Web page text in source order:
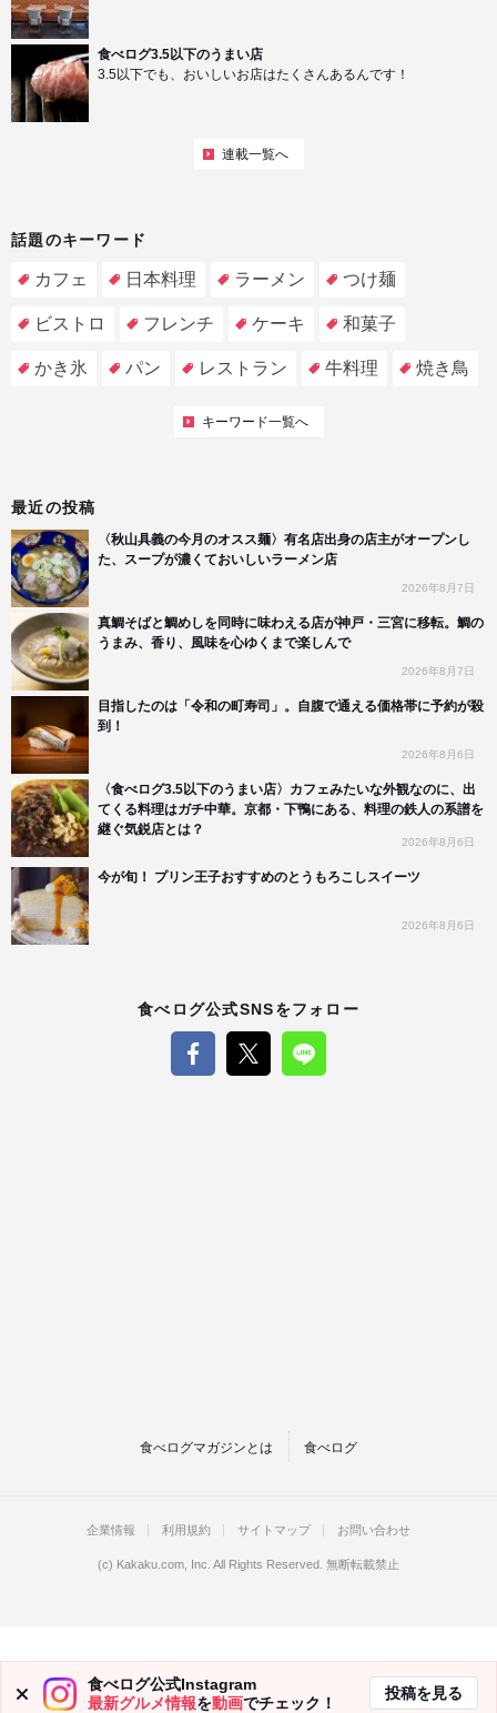
食べログ3.5以下のうまい店
3.5以下でも、おいしいお店はたくさんあるんです！
連載一覧へ
話題のキーワード
カフェ 日本料理 ラーメン つけ麺
ビストロ フレンチ ケーキ 和菓子
かき氷 パン レストラン 牛料理 焼き鳥
キーワード一覧へ
最近の投稿
〈秋山具義の今月のオスス麺〉有名店出身の店主がオープンし
た、スープが濃くておいしいラーメン店
2026年8月7日
真鯛そばと鯛めしを同時に味わえる店が神戸・三宮に移転。鯛の
うまみ、香り、風味を心ゆくまで楽しんで
2026年8月7日
目指したのは「令和の町寿司」。自腹で通える価格帯に予約が殺
到！
2026年8月6日
〈食べログ3.5以下のうまい店〉カフェみたいな外観なのに、出
てくる料理はガチ中華。京都・下鴨にある、料理の鉄人の系譜を
継ぐ気鋭店とは？
2026年8月6日
今が旬！ プリン王子おすすめのとうもろこしスイーツ
2026年8月6日
食べログ公式SNSをフォロー
食べログマガジンとは 食べログ
食べログ公式Instagram
最新グルメ情報を動画でチェック！
投稿を見る
企業情報 利用規約 サイトマップ お問い合わせ
(c) Kakaku.com, Inc. All Rights Reserved. 無断転載禁止